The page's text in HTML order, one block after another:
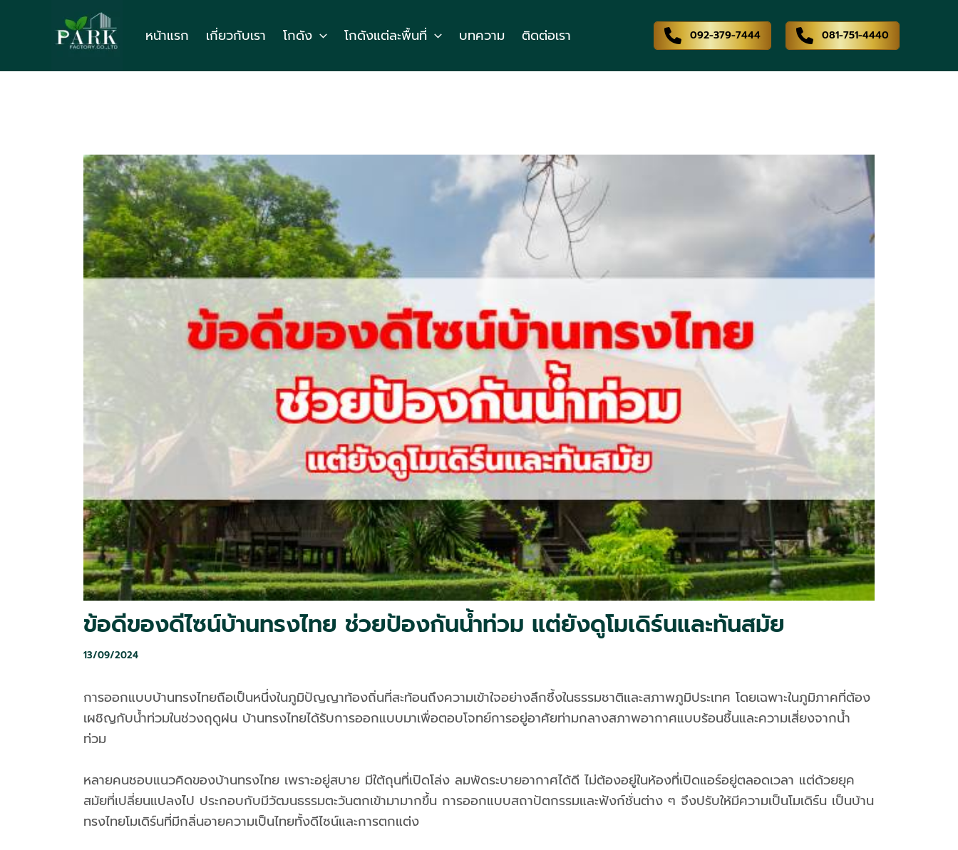
หน้าแรก เกี่ยวกับเรา โกดัง โกดังแต่ละพื้นที่ บทความ ติดต่อเรา 092-379-7444 081-751-4440
ข้อดีของดีไซน์บ้านทรงไทย ช่วยป้องกันน้ำท่วม แต่ยังดูโมเดิร์นและทันสมัย
13/09/2024
การออกแบบบ้านทรงไทยถือเป็นหนึ่งในภูมิปัญญาท้องถิ่นที่สะท้อนถึงความเข้าใจอย่างลึกซึ้งในธรรมชาติและสภาพภูมิประเทศ โดยเฉพาะในภูมิภาคที่ต้อง
เผชิญกับน้ำท่วมในช่วงฤดูฝน บ้านทรงไทยได้รับการออกแบบมาเพื่อตอบโจทย์การอยู่อาศัยท่ามกลางสภาพอากาศแบบร้อนชื้นและความเสี่ยงจากน้ำ
ท่วม
หลายคนชอบแนวคิดของบ้านทรงไทย เพราะอยู่สบาย มีใต้ถุนที่เปิดโล่ง ลมพัดระบายอากาศได้ดี ไม่ต้องอยู่ในห้องที่เปิดแอร์อยู่ตลอดเวลา แต่ด้วยยุค
สมัยที่เปลี่ยนแปลงไป ประกอบกับมีวัฒนธรรมตะวันตกเข้ามามากขึ้น การออกแบบสถาปัตกรรมและฟังก์ชั่นต่าง ๆ จึงปรับให้มีความเป็นโมเดิร์น เป็นบ้าน
ทรงไทยโมเดิร์นที่มีกลิ่นอายความเป็นไทยทั้งดีไซน์และการตกแต่ง